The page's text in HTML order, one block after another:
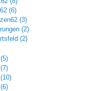
(6)
(3)
(2)
(2)